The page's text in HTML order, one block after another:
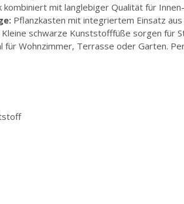
mit langlebiger Qualität für
Pflanzkasten mit integriertem Einsatz
Kleine schwarze Kunststofffüße sorgen für
für Wohnzimmer, Terrasse oder Garten.